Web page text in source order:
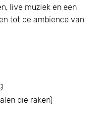
live muziek en een
tot de ambience van
die raken)